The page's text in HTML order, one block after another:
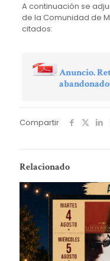
A continuación se
de la Comunidad de
citados:
Anuncio.
Compartir
Relacionado